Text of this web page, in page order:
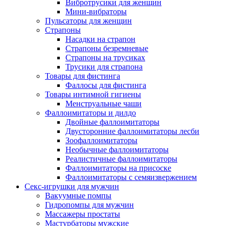
Вибротрусики для женщин
Мини-вибраторы
Пульсаторы для женщин
Страпоны
Насадки на страпон
Страпоны безремневые
Страпоны на трусиках
Трусики для страпона
Товары для фистинга
Фаллосы для фистинга
Товары интимной гигиены
Менструальные чаши
Фаллоимитаторы и дилдо
Двойные фаллоимитаторы
Двусторонние фаллоимитаторы лесби
Зоофаллоимитаторы
Необычные фаллоимитаторы
Реалистичные фаллоимитаторы
Фаллоимитаторы на присоске
Фаллоимитаторы с семяизвержением
Секс-игрушки для мужчин
Вакуумные помпы
Гидропомпы для мужчин
Массажеры простаты
Мастурбаторы мужские